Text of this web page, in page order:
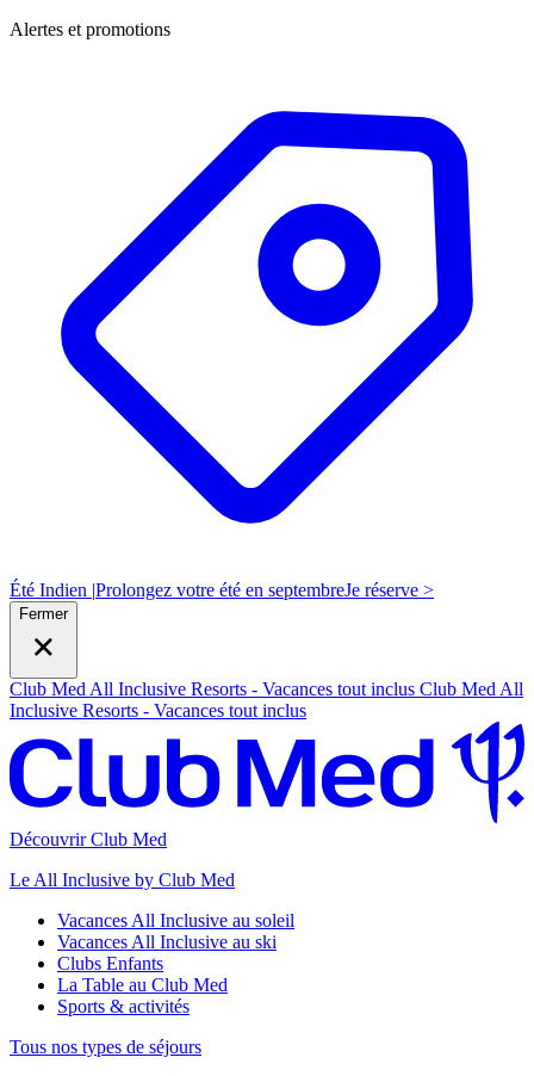
Alertes et promotions
Été Indien |Prolongez votre été en septembreJe réserve >
Fermer
Club Med All Inclusive Resorts - Vacances tout inclus Club Med All
Inclusive Resorts - Vacances tout inclus
Découvrir Club Med
Le All Inclusive by Club Med
Vacances All Inclusive au soleil
Vacances All Inclusive au ski
Clubs Enfants
La Table au Club Med
Sports & activités
Tous nos types de séjours